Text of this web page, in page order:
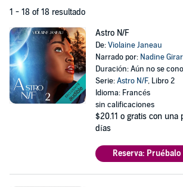
1 - 18 of 18 resultado
Astro N/F
De:Violaine Janeau
Narrado por: Nadine
Duración: Aún no se
Serie:Astro N/F, Libro 2
Idioma: Francés
sin calificaciones
$20.11 o gratis con una
días
Reserva: